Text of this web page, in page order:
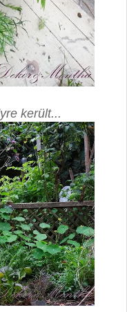
került...